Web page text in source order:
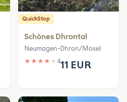
QuickStop
Schönes Dhrontal
Neumagen-Dhron/Mosel
★ ★ ★ ★ ★ 411 EUR